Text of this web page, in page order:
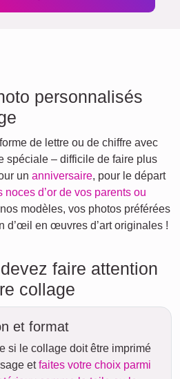
personnalisés
de lettre ou de chiffre avec
spéciale – difficile de faire plus
un anniversaire, pour le départ
noces d’or de vos parents ou
modèles, vos photos préférées
d’œil en œuvres d’art originales !
faire attention
collage
et format
si le collage doit être imprimé
etfaites votre choix parmi